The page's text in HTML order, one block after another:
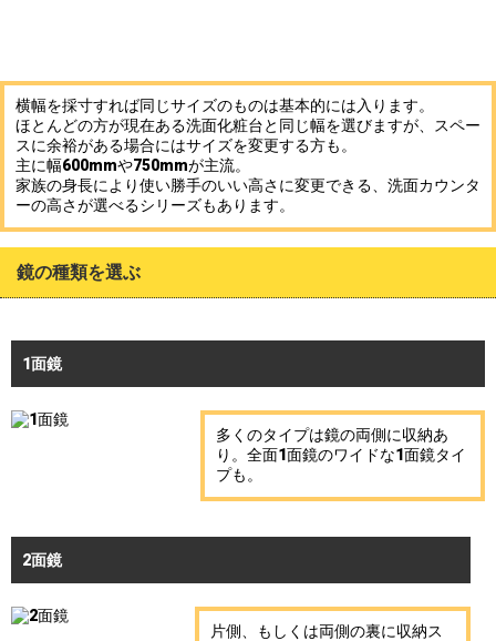
横幅を採寸すれば同じサイズのものは基本的には入ります。
ほとんどの方が現在ある洗面化粧台と同じ幅を選びますが、スペー
スに余裕がある場合にはサイズを変更する方も。
主に幅600mmや750mmが主流。
家族の身長により使い勝手のいい高さに変更できる、洗面カウンタ
ーの高さが選べるシリーズもあります。
鏡の種類を選ぶ
1面鏡
多くのタイプは鏡の両側に収納あ
り。全面1面鏡のワイドな1面鏡タイ
プも。
2面鏡
片側、もしくは両側の裏に収納ス